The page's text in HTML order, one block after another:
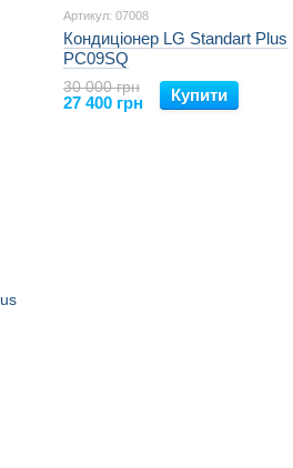
Артикул: 07008
Кондиціонер LG Standart Plus
PC09SQ
30 000 грн
27 400 грн Купити